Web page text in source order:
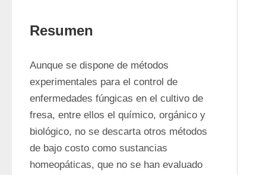
Resumen
Aunque se dispone de métodos
experimentales para el control de
enfermedades fúngicas en el cultivo de
fresa, entre ellos el químico, orgánico y
biológico, no se descarta otros métodos
de bajo costo como sustancias
homeopáticas, que no se han evaluado